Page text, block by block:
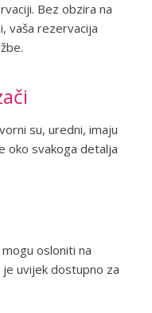
Bez obzira na
vaša rezervacija
su, uredni, imaju
oko svakoga detalja
osloniti na
uvijek dostupno za